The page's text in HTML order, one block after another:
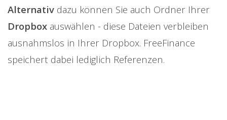
Alternativ dazu können Sie auch Ordner Ihrer
Dropbox auswählen - diese Dateien verbleiben
ausnahmslos in Ihrer Dropbox. FreeFinance
speichert dabei lediglich Referenzen.